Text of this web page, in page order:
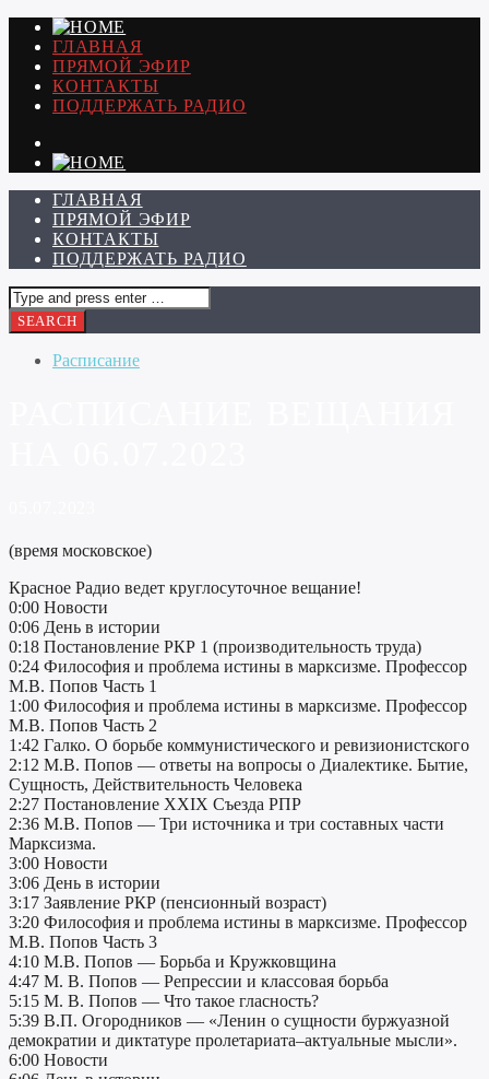
ГЛАВНАЯ
ПРЯМОЙ ЭФИР
КОНТАКТЫ
ПОДДЕРЖАТЬ РАДИО
ГЛАВНАЯ
ПРЯМОЙ ЭФИР
КОНТАКТЫ
ПОДДЕРЖАТЬ РАДИО
Расписание
(время московское)
Красное Радио ведет круглосуточное вещание!
0:00 Новости
0:06 День в истории
0:18 Постановление РКР 1 (производительность труда)
0:24 Философия и проблема истины в марксизме. Профессор
М.В. Попов Часть 1
1:00 Философия и проблема истины в марксизме. Профессор
М.В. Попов Часть 2
1:42 Галко. О борьбе коммунистического и ревизионистского
2:12 М.В. Попов — ответы на вопросы о Диалектике. Бытие,
Сущность, Действительность Человека
2:27 Постановление XXIX Съезда РПР
2:36 М.В. Попов — Три источника и три составных части
Марксизма.
3:00 Новости
3:06 День в истории
3:17 Заявление РКР (пенсионный возраст)
3:20 Философия и проблема истины в марксизме. Профессор
М.В. Попов Часть 3
4:10 М.В. Попов — Борьба и Кружковщина
4:47 М. В. Попов — Репрессии и классовая борьба
5:15 М. В. Попов — Что такое гласность?
5:39 В.П. Огородников — «Ленин о сущности буржуазной
демократии и диктатуре пролетариата–актуальные мысли».
6:00 Новости